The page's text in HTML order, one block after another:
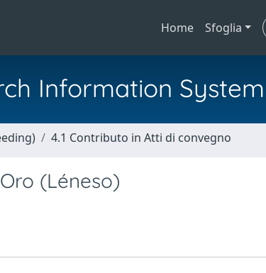
Home Sfoglia
Information System
4.1 Contributo in Atti di convegno
(Léneso)